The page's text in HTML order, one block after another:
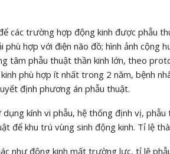
các trường hợp động kinh được phẫu
phù hợp với điện não đồ; hình ảnh
tâm phẫu thuật thần kinh lớn, theo
phù hợp ít nhất trong 2 năm, bệnh
định phương án phẫu thuật.
dụng kính vi phẫu, hệ thống định vị,
để khu trú vùng sinh động kinh. Tỉ lệ
như động kinh mất trường lực, tỉ lệ